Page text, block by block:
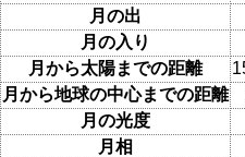
月の出
月の入り
月から太陽までの距離
月から地球の中心までの距離
月の光度
月相